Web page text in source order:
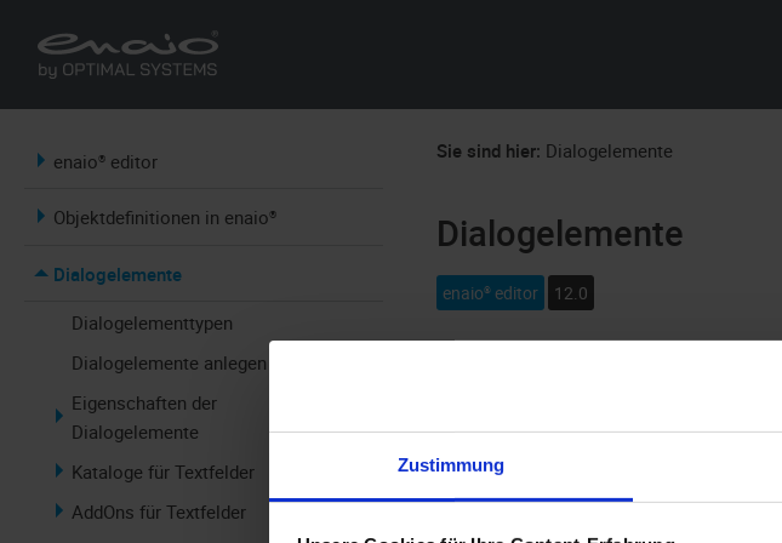
Zustimmung
enaio® editor
Objektdefinitionen in enaio®
Dialogelemente
Dialogelementtypen
Dialogelemente anlegen
Eigenschaften der
Dialogelemente
Kataloge für Textfelder
AddOns für Textfelder
Sie sind hier: Dialogelemente
Dialogelemente
enaio® editor 12.0
Für die eingerichteten Masken der
Es gibt Elemente, die eine grafische
Dokumente.
Die Indexierungselemente haben: